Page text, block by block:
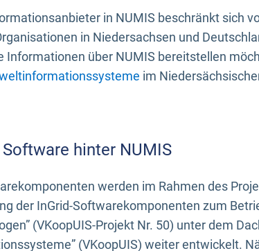
in NUMIS beschränkt sich
in Niedersachsen und
Informationen über NUMIS bereitstellen
im
hinter NUMIS
werden im Rahmen des
der InGrid-Softwarekomponenten zum
(VKoopUIS-Projekt Nr. 50) unter dem
(VKoopUIS) weiter entwickelt.